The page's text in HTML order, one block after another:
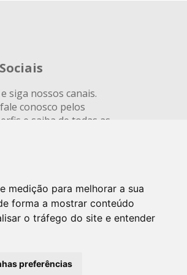
medição para melhorar a sua
forma a mostrar conteúdo
o tráfego do site e entender
preferências
siga nossos canais.
conosco pelos
e saiba de todas as